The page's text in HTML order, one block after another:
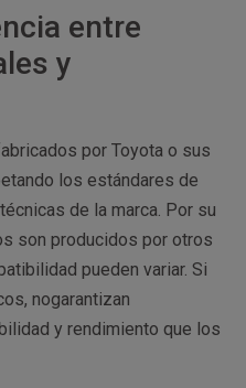
entre
y
por Toyota o sus
los estándares de
de la marca. Por su
son producidos por otros
pueden variar. Si
nogarantizan
y rendimiento que los